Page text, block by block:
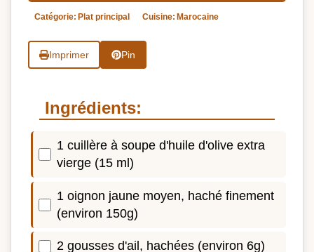
Catégorie: Plat principal Cuisine: Marocaine
Imprimer Pin
Ingrédients:
1 cuillère à soupe d'huile d'olive extra
vierge (15 ml)
1 oignon jaune moyen, haché finement
(environ 150g)
2 gousses d'ail, hachées (environ 6g)